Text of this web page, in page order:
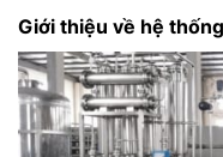
Giới thiệu về hệ